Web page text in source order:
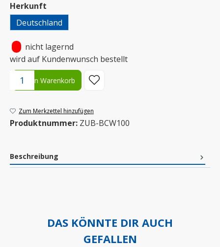
Herkunft
Deutschland
nicht lagernd
wird auf Kundenwunsch bestellt
Produkt Anzahl: Gib den gewünschten Wert ein oder benutze
In den Warenkorb
Zum Merkzettel hinzufügen
Produktnummer: ZUB-BCW100
Beschreibung
DAS KÖNNTE DIR AUCH
GEFALLEN